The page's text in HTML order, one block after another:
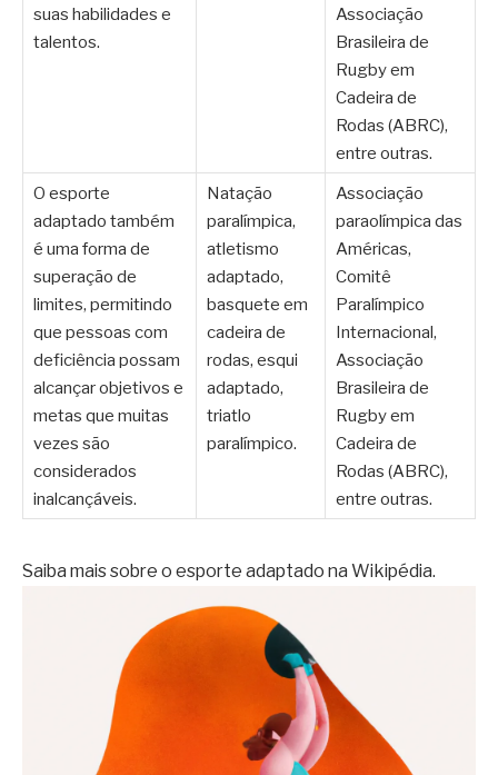
suas habilidades e
talentos.
Associação
Brasileira de
Rugby em
Cadeira de
Rodas (ABRC),
entre outras.
O esporte
adaptado também
é uma forma de
superação de
limites, permitindo
que pessoas com
deficiência possam
alcançar objetivos e
metas que muitas
vezes são
considerados
inalcançáveis.
Natação
paralímpica,
atletismo
adaptado,
basquete em
cadeira de
rodas, esqui
adaptado,
triatlo
paralímpico.
Associação
paraolímpica das
Américas,
Comitê
Paralímpico
Internacional,
Associação
Brasileira de
Rugby em
Cadeira de
Rodas (ABRC),
entre outras.
Saiba mais sobre o esporte adaptado na Wikipédia.